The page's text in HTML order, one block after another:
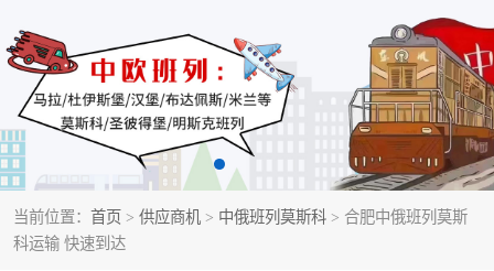
当前位置： 首页 > 供应商机 > 中俄班列莫斯科 > 合肥中俄班列莫斯
科运输 快速到达
进出口门到门 成都中欧班列
国际汽运 国际空运
食品进口物流清关 南美海运